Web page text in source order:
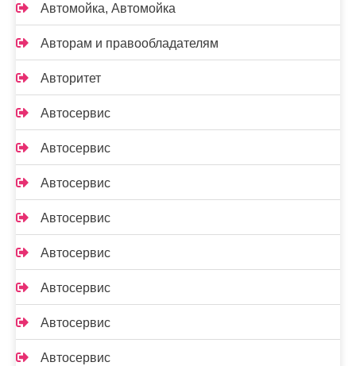
Автомойка, Автомойка
Авторам и правообладателям
Авторитет
Автосервис
Автосервис
Автосервис
Автосервис
Автосервис
Автосервис
Автосервис
Автосервис